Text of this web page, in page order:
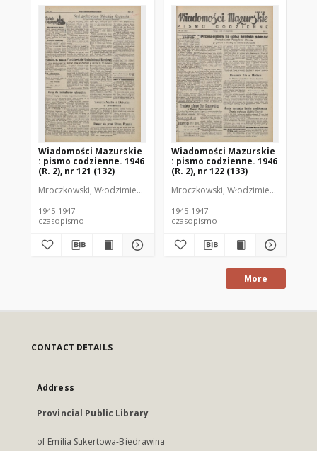
Wiadomości Mazurskie
: pismo codzienne. 1946
(R. 2), nr 121 (132)
Mroczkowski, Włodzimierz (1902-1971). Redaktor
1945-1947
czasopismo
Wiadomości Mazurskie
: pismo codzienne. 1946
(R. 2), nr 122 (133)
Mroczkowski, Włodzimierz (1902-
1945-1947
czasopismo
More
CONTACT DETAILS
Address
Provincial Public Library
of Emilia Sukertowa-Biedrawina